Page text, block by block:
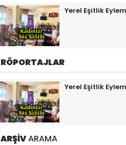
Yerel Eşitlik
RÖPORTAJLAR
Yerel Eşitlik
ARŞİVARAMA